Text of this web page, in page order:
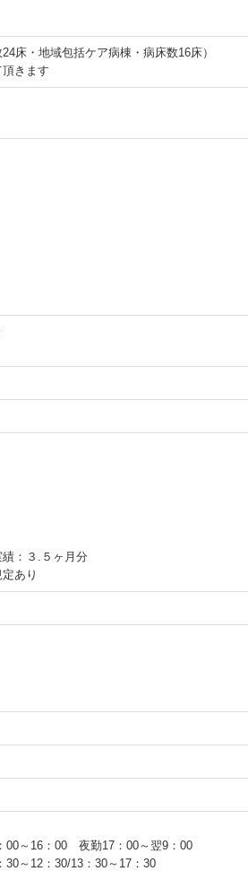
床・地域包括ケア病棟・病床数16床）
きます
：３.５ヶ月分
あり
～16：00 夜勤17：00～翌9：00
：30/13：30～17：30